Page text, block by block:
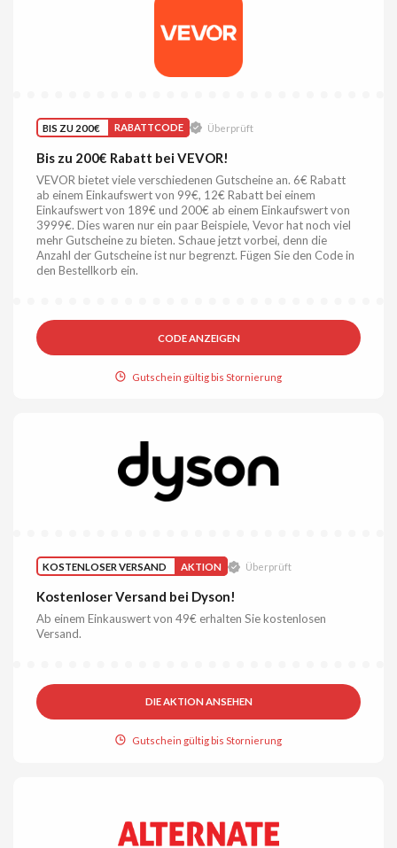
BIS ZU 200€ RABATTCODE Überprüft
Bis zu 200€ Rabatt bei VEVOR!
VEVOR bietet viele verschiedenen Gutscheine an. 6€ Rabatt
ab einem Einkaufswert von 99€, 12€ Rabatt bei einem
Einkaufswert von 189€ und 200€ ab einem Einkaufswert von
3999€. Dies waren nur ein paar Beispiele, Vevor hat noch viel
mehr Gutscheine zu bieten. Schaue jetzt vorbei, denn die
Anzahl der Gutscheine ist nur begrenzt. Fügen Sie den Code in
den Bestellkorb ein.
CODE ANZEIGEN
Gutschein gültig bis Stornierung
KOSTENLOSER VERSAND AKTION Überprüft
Kostenloser Versand bei Dyson!
Ab einem Einkauswert von 49€ erhalten Sie kostenlosen
Versand.
DIE AKTION ANSEHEN
Gutschein gültig bis Stornierung